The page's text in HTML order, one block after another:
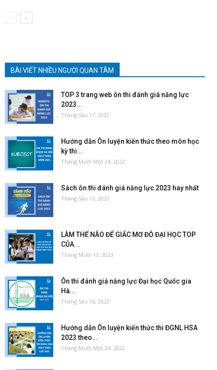
BÀI VIẾT NHIỀU NGƯỜI QUAN TÂM
TOP 3 trang web ôn thi đánh giá năng lực
2023...
Tháng Sáu 17, 2022
Hướng dẫn Ôn luyện kiến thức theo môn học
kỳ thi...
Tháng Mười Một 24, 2022
Sách ôn thi đánh giá năng lực 2023 hay nhất
Tháng Sáu 13, 2023
LÀM THẾ NÀO ĐỂ GIẤC MƠ ĐỖ ĐẠI HỌC TOP
CỦA...
Tháng Mười 13, 2023
Ôn thi đánh giá năng lực Đại học Quốc gia
Hà...
Tháng Sáu 16, 2022
Hướng dẫn Ôn luyện kiến thức thi ĐGNL HSA
2023 theo...
Tháng Mười Một 24, 2022